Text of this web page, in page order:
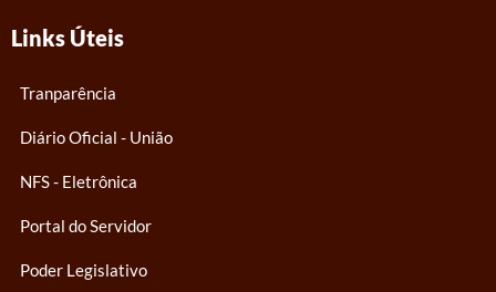
Links Úteis
Tranparência
Diário Oficial - União
NFS - Eletrônica
Portal do Servidor
Poder Legislativo